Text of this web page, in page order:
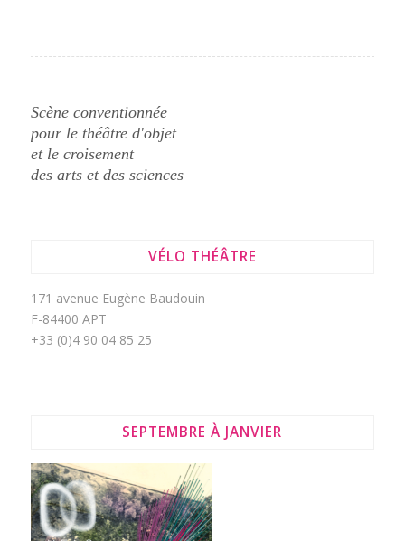
Scène conventionnée
pour le théâtre d'objet
et le croisement
des arts et des sciences
VÉLO THÉÂTRE
171 avenue Eugène Baudouin
F-84400 APT
+33 (0)4 90 04 85 25
SEPTEMBRE À JANVIER